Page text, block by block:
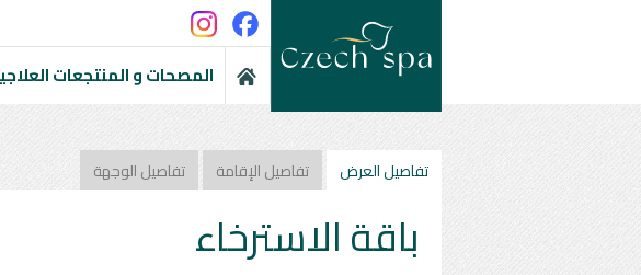
المصحات و المنتجعات
تفاصيل العرض تفاصيل الإقامة تفاصيل الوجهة
باقة الاسترخاء